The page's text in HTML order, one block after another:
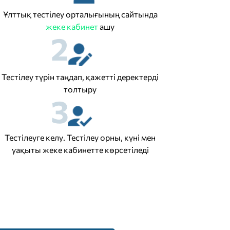
Ұлттық тестілеу орталығының сайтында
жеке кабинет ашу
2
Тестілеу түрін таңдап, қажетті деректерді
толтыру
3
Тестілеуге келу. Тестілеу орны, күні мен
уақыты жеке кабинетте көрсетіледі